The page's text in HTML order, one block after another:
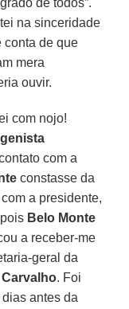
na sinceridade
conta de que
mera
ouvir.
com nojo!
com a
constasse da
a presidente,
Belo Monte
a receber-me
geral da
. Foi
antes da